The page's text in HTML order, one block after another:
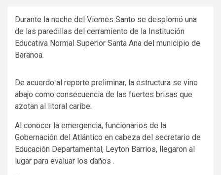
Durante la noche del Viernes Santo se desplomó una
de las paredillas del cerramiento de la Institución
Educativa Normal Superior Santa Ana del municipio de
Baranoa.
De acuerdo al reporte preliminar, la estructura se vino
abajo como consecuencia de las fuertes brisas que
azotan al litoral caribe.
Al conocer la emergencia, funcionarios de la
Gobernación del Atlántico en cabeza del secretario de
Educación Departamental, Leyton Barrios, llegaron al
lugar para evaluar los daños .